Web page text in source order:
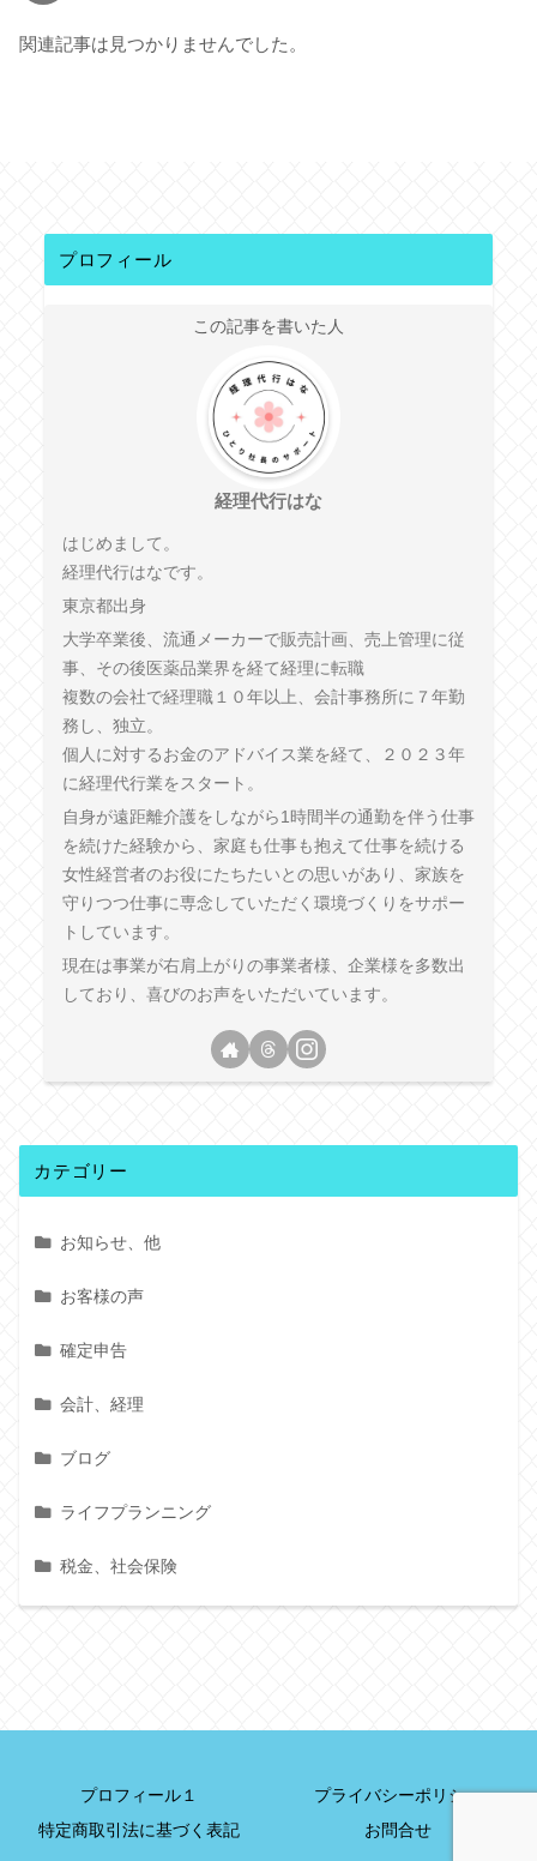
関連記事は見つかりませんでした。
プロフィール
この記事を書いた人
経理代行はな
はじめまして。
経理代行はなです。
東京都出身
大学卒業後、流通メーカーで販売計画、売上管理に従
事、その後医薬品業界を経て経理に転職
複数の会社で経理職１０年以上、会計事務所に７年勤
務し、独立。
個人に対するお金のアドバイス業を経て、２０２３年
に経理代行業をスタート。
自身が遠距離介護をしながら1時間半の通勤を伴う仕事
を続けた経験から、家庭も仕事も抱えて仕事を続ける
女性経営者のお役にたちたいとの思いがあり、家族を
守りつつ仕事に専念していただく環境づくりをサポー
トしています。
現在は事業が右肩上がりの事業者様、企業様を多数出
しており、喜びのお声をいただいています。
カテゴリー
お知らせ、他
お客様の声
確定申告
会計、経理
ブログ
ライフプランニング
税金、社会保険
プロフィール１
プライバシーポリシー
特定商取引法に基づく表記
お問合せ